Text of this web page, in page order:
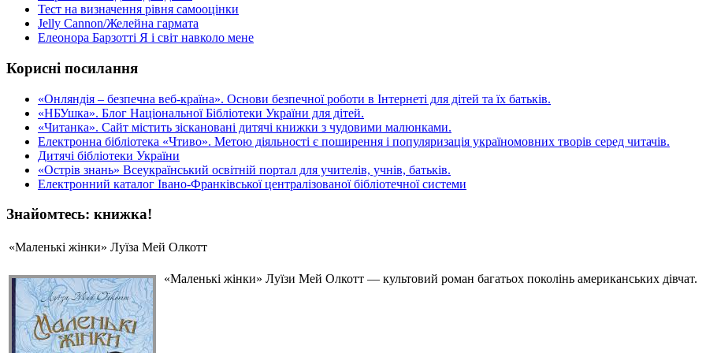
Тест на визначення рівня самооцінки
Jelly Cannon/Желейна гармата
Елеонора Барзотті Я і світ навколо мене
Корисні посилання
«Oнляндія – безпечна веб-країна». Основи безпечної роботи в Інтернеті для дітей та їх батьків.
«НБУшка». Блог Національної Бібліотеки України для дітей.
«Читанка». Сайт містить зіскановані дитячі книжки з чудовими малюнками.
Електронна бібліотека «Чтиво». Метою діяльності є поширення і популяризація україномовних творів серед читачів.
Дитячі бібліотеки України
«Острів знань» Всеукраїнський освітній портал для учителів, учнів, батьків.
Електронний каталог Івано-Франківської централізованої бібліотечної системи
Знайомтесь: книжка!
«Маленькі жінки» Луїза Мей Олкотт
«Маленькі жінки» Луїзи Мей Олкотт — культовий роман багатьох поколінь американських дівчат.